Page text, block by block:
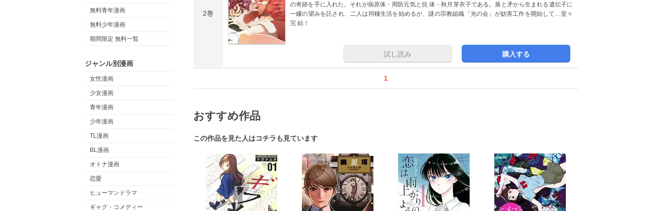
無料青年漫画
無料少年漫画
期間限定 無料一覧
ジャンル別漫画
女性漫画
少女漫画
青年漫画
少年漫画
TL漫画
BL漫画
オトナ漫画
恋愛
ヒューマンドラマ
ギャグ・コメディー
2巻
の奇跡を手に入れた。それが病原体・周防元気と抗 体・秋月芽衣子である。盾と矛から生まれる遺伝子に
一縷の望みを託され、二人は同棲生活を始めるが、謎の宗教組織「光の会」が妨害工作を開始して…堂々
完 結！
試し読み 購入する
1
おすすめ作品
この作品を見た人はコチラも見ています